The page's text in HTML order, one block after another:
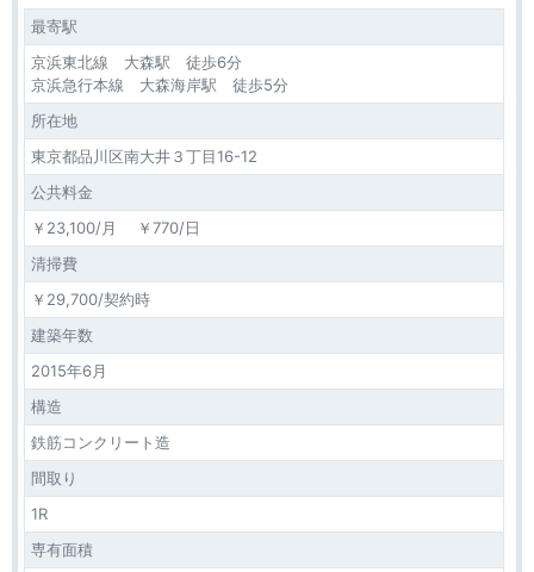
最寄駅
京浜東北線 大森駅 徒歩6分
京浜急行本線 大森海岸駅 徒歩5分
所在地
東京都品川区南大井３丁目16-12
公共料金
￥23,100/月 ￥770/日
清掃費
￥29,700/契約時
建築年数
2015年6月
構造
鉄筋コンクリート造
間取り
1R
専有面積